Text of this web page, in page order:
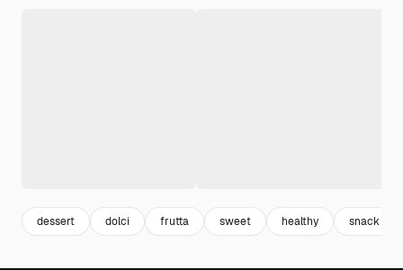
dessert dolci frutta sweet healthy snack